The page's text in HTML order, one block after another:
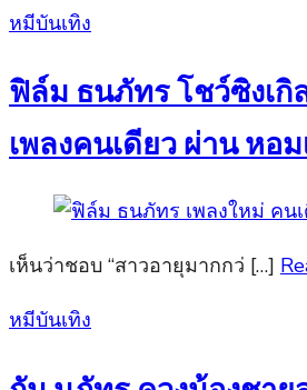
Posted
หมีบันเทิง
ฟิล์ม ธนภัทร โชว์ซิงเกิ
เพลงคนเดียว ผ่าน หอ
เห็นว่าชอบ “สาวอายุมากกว่ […]
Posted
หมีบันเทิง